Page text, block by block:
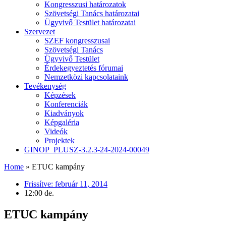
Kongresszusi határozatok
Szövetségi Tanács határozatai
Ügyvivő Testület határozatai
Szervezet
SZEF kongresszusai
Szövetségi Tanács
Ügyvivő Testület
Érdekegyeztetés fórumai
Nemzetközi kapcsolataink
Tevékenység
Képzések
Konferenciák
Kiadványok
Képgaléria
Videók
Projektek
GINOP_PLUSZ-3.2.3-24-2024-00049
Home » ETUC kampány
Frissítve: február 11, 2014
12:00 de.
ETUC kampány